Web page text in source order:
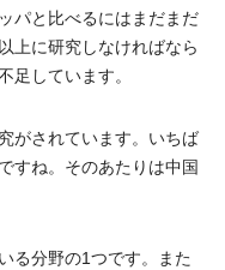
パと比べるにはまだまだ
上に研究しなければなら
足しています。
がされています。いちば
すね。そのあたりは中国
る分野の1つです。また